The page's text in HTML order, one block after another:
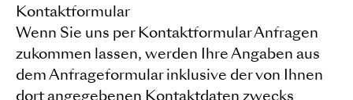
Kontaktformular
Wenn Sie uns per Kontaktformular Anfragen
zukommen lassen, werden Ihre Angaben aus
dem Anfrageformular inklusive der von Ihnen
dort angegebenen Kontaktdaten zwecks